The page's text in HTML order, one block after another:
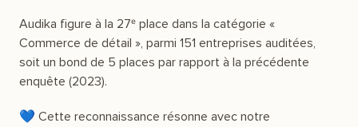
Audika figure à la 27ᵉ place dans la catégorie «
Commerce de détail », parmi 151 entreprises auditées,
soit un bond de 5 places par rapport à la précédente
enquête (2023).
💙 Cette reconnaissance résonne avec notre